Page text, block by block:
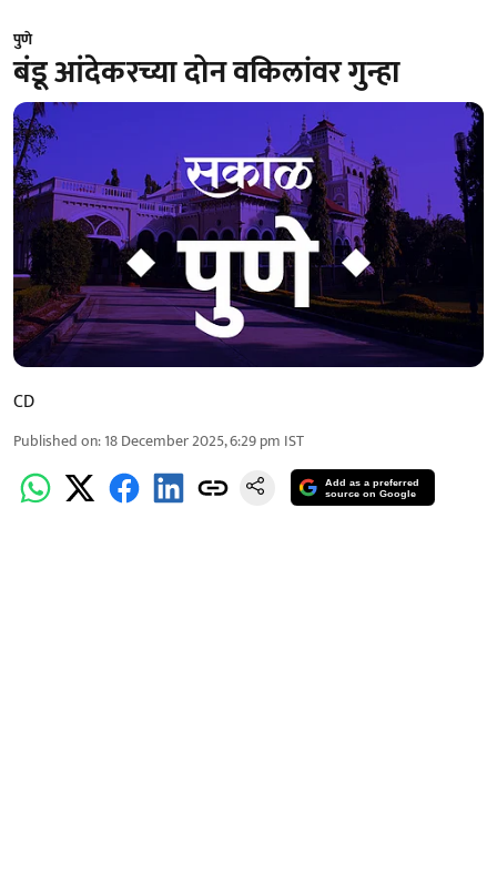
पुणे
बंडू आंदेकरच्या दोन वकिलांवर गुन्हा
CD
Published on:18 December 2025, 6:29 pm IST
Add as a preferred
source on Google